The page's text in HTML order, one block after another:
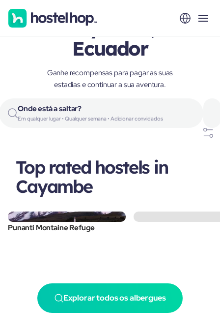
Cayambe,
Ecuador
Ganhe recompensas para pagar as suas
estadias e continuar a sua aventura.
Onde está a saltar?
Em qualquer lugar • Qualquer semana • Adicionar convidados
Top rated hostels in
Cayambe
Punanti Montaine Refuge
Explorar todos os albergues